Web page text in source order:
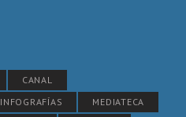
CANAL
INFOGRAFÍAS
MEDIATECA